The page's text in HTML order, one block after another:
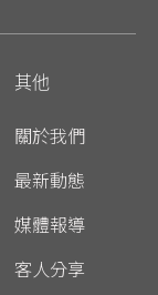
其他
關於我們
最新動態
媒體報導
客人分享